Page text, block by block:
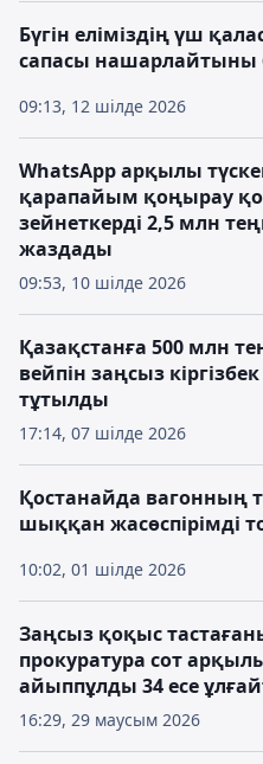
09:13, 12 шілде 2026
Бүгін еліміздің үш
сапасы
09:53, 10 шілде 2026
WhatsApp арқылы
қарапайым қоңырау
зейнеткерді 2,5 млн
жаздады
17:14, 07 шілде 2026
Қазақстанға 500 млн
вейпін заңсыз
тұтылды
10:02, 01 шілде 2026
Қостанайда вагонның
шыққан жасөспірімді
16:29, 29 маусым 2026
Заңсыз қоқыс
прокуратура сот
айыппұлды 34 есе